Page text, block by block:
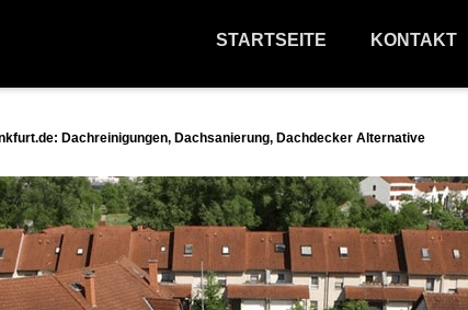
STARTSEITE KONTAKT
Dachreinigungen, Dachsanierung, Dachdecker Alternative